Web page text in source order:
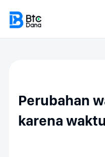
Perubahan
karena